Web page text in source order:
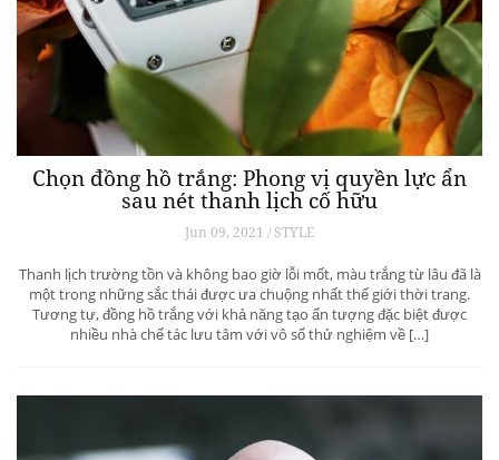
Chọn đồng hồ trắng: Phong vị quyền lực ẩn
sau nét thanh lịch cố hữu
Jun 09, 2021 / STYLE
Thanh lịch trường tồn và không bao giờ lỗi mốt, màu trắng từ lâu đã là
một trong những sắc thái được ưa chuộng nhất thế giới thời trang.
Tương tự, đồng hồ trắng với khả năng tạo ấn tượng đặc biệt được
nhiều nhà chế tác lưu tâm với vô số thử nghiệm về […]